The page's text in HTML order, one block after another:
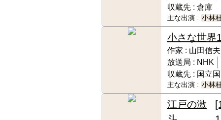
収蔵先 : 倉庫
主な出演 : 小林
小さな世界
作家 : 山田信夫
放送局 : NHK
収蔵先 : 国立
主な出演 : 小林
江戸の激